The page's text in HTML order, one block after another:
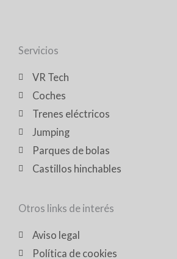
Servicios
VR Tech
Coches
Trenes eléctricos
Jumping
Parques de bolas
Castillos hinchables
Otros links de interés
Aviso legal
Política de cookies